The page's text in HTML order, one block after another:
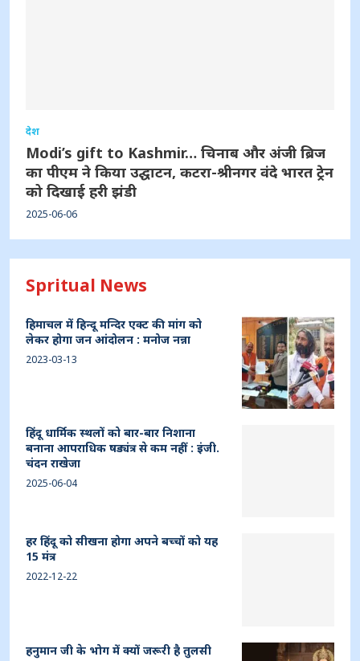
देश
Modi’s gift to Kashmir… चिनाब और अंजी ब्रिज
का पीएम ने किया उद्घाटन, कटरा-श्रीनगर वंदे भारत ट्रेन
को दिखाई हरी झंडी
2025-06-06
Spritual News
हिमाचल में हिन्दू मन्दिर एक्ट की मांग को
लेकर होगा जन आंदोलन : मनोज नन्ना
2023-03-13
हिंदू धार्मिक स्थलों को बार-बार निशाना
बनाना आपराधिक षड्यंत्र से कम नहीं : इंजी.
चंदन राखेजा
2025-06-04
हर हिंदू को सीखना होगा अपने बच्चों को यह
15 मंत्र
2022-12-22
हनुमान जी के भोग में क्यों जरूरी है तुलसी